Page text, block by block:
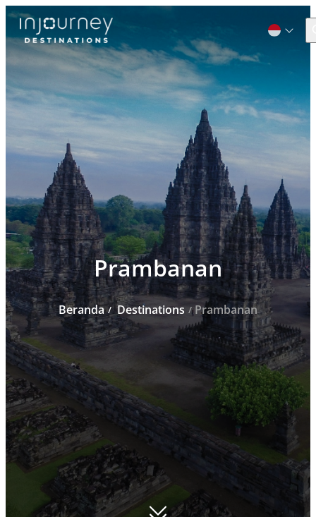
Cari
untuk:
Prambanan
Beranda Destinations Prambanan